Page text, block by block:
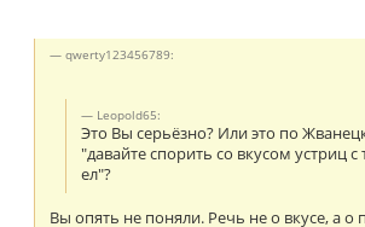
qwerty123456789:
Leopold65:
Это Вы серьёзно? Или это по
"давайте спорить со вкусом устриц с
ел"?
Вы опять не поняли. Речь не о вкусе, а о